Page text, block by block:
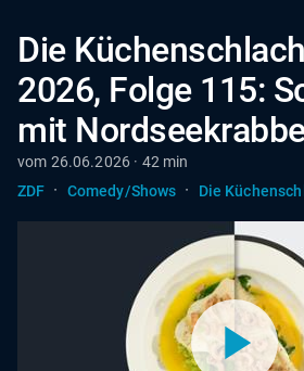
Die
2026, Folge 115:
mit
vom 26.06.2026 · 42 min
ZDF · Comedy/Shows · Die